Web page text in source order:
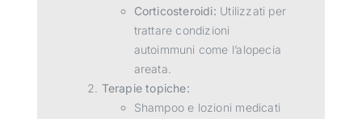
Corticosteroidi: Utilizzati per
trattare condizioni
autoimmuni come l’alopecia
areata.
Terapie topiche:
Shampoo e lozioni medicati